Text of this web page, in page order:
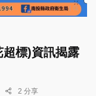
標)資訊揭露
2 分享